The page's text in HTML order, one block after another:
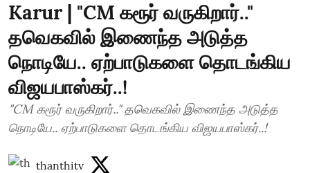
Karur | "CM கரூர் வருகிறார்.."
தவெகவில் இணைந்த அடுத்த
நொடியே.. ஏற்பாடுகளை தொடங்கிய
விஜயபாஸ்கர்..!
"CM கரூர் வருகிறார்.." தவெகவில் இணைந்த அடுத்த
நொடியே.. ஏற்பாடுகளை தொடங்கிய விஜயபாஸ்கர்..!
thanthitv